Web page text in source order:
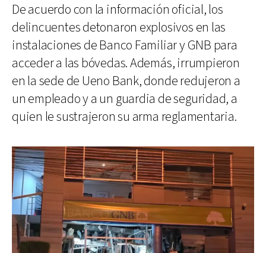
De acuerdo con la información oficial, los
delincuentes detonaron explosivos en las
instalaciones de Banco Familiar y GNB para
acceder a las bóvedas. Además, irrumpieron
en la sede de Ueno Bank, donde redujeron a
un empleado y a un guardia de seguridad, a
quien le sustrajeron su arma reglamentaria.